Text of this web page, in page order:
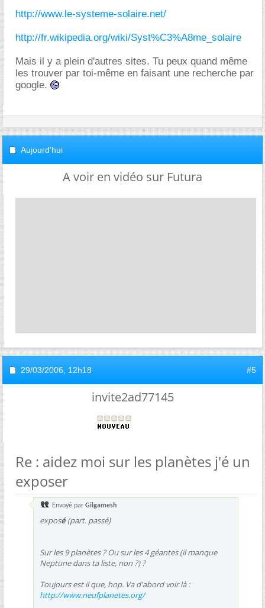
http://www.le-systeme-solaire.net/
http://fr.wikipedia.org/wiki/Syst%C3%A8me_solaire
Mais il y a plein d'autres sites. Tu peux quand même
les trouver par toi-même en faisant une recherche par
google.
Aujourd'hui
A voir en vidéo sur Futura
29/03/2006, 12h18 #5
invite2ad77145
Re : aidez moi sur les planètes j'é un
exposer
Envoyé par Gilgamesh
exposé(part. passé)
Sur les 9 planètes ? Ou sur les 4 géantes (il manque
Neptune dans ta liste, non ?) ?
Toujours est il que, hop. Va d'abord voir là :
http://www.neufplanetes.org/